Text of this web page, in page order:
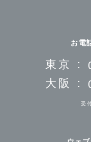
お電
東京 :
大阪 :
受